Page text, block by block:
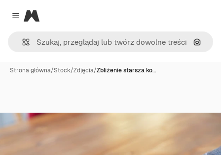
Close menu
Magnific
Szukaj
Strona główna/Stock/Zdjęcia/Zbliżenie starsza ko…